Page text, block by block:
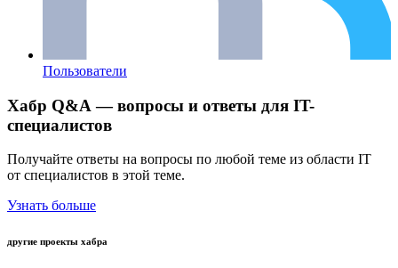
Пользователи
Хабр Q&A — вопросы и ответы для IT-
специалистов
Получайте ответы на вопросы по любой теме из области IT
от специалистов в этой теме.
Узнать больше
другие проекты хабра